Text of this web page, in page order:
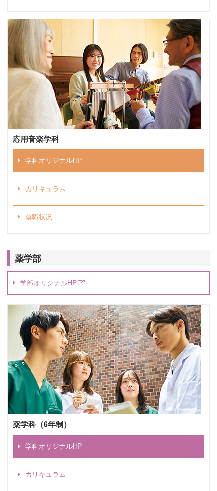
応用音楽学科
学科オリジナルHP
カリキュラム
就職状況
薬学部
学部オリジナルHP
薬学科（6年制）
学科オリジナルHP
カリキュラム